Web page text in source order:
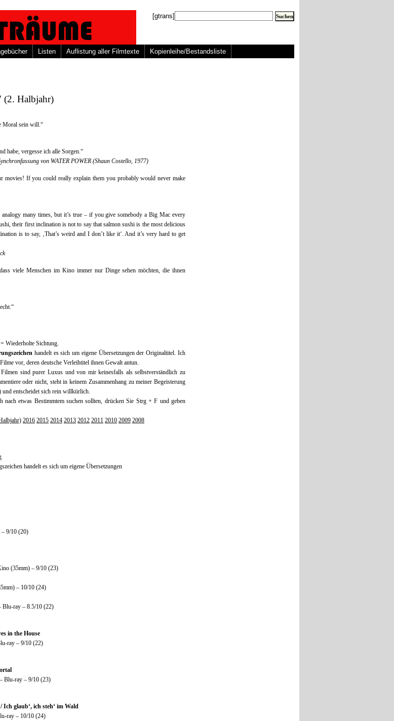
[gtrans]
Listen Auflistung aller Filmtexte Kopienleihe/Bestandsliste
(2. Halbjahr)
Moral sein will.“
habe, vergesse ich alle Sorgen.“
von WATER POWER (Shaun Costello, 1977)
movies! If you could really explain them you probably would never make
many times, but it’s true – if you give somebody a Big Mac every
their first inclination is not to say that salmon sushi is the most delicious
is to say, ‚That’s weird and I don’t like it‘. And it’s very hard to get
viele Menschen im Kino immer nur Dinge sehen möchten, die ihnen
Wiederholte Sichtung.
handelt es sich um eigene Übersetzungen der Originaltitel. Ich
vor, deren deutsche Verleihtitel ihnen Gewalt antun.
sind purer Luxus und von mir keinesfalls als selbstverständlich zu
oder nicht, steht in keinem Zusammenhang zu meiner Begeisterung
und entscheidet sich rein willkürlich.
nach etwas Bestimmtem suchen sollten, drücken Sie Strg + F und geben
2016 2015 2014 2013 2012 2011 2010 2009 2008
handelt es sich um eigene Übersetzungen
9/10 (20)
(35mm) – 9/10 (23)
– 10/10 (24)
Blu-ray – 8.5/10 (22)
in the House
ray – 9/10 (22)
– Blu-ray – 9/10 (23)
glaub‘, ich steh‘ im Wald
ray – 10/10 (24)